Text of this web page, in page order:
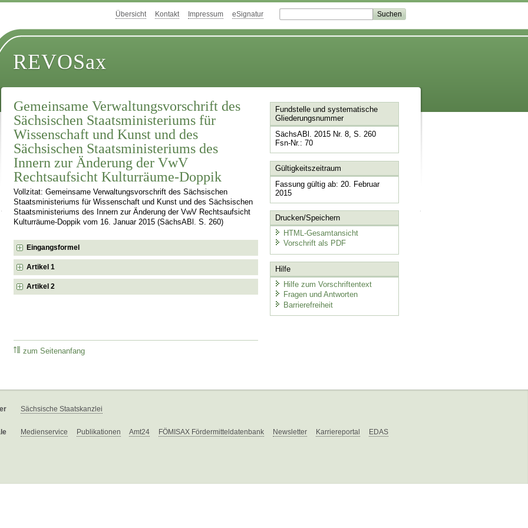
Übersicht Kontakt Impressum eSignatur
REVOSax
Gemeinsame Verwaltungsvorschrift des
Sächsischen Staatsministeriums für
Wissenschaft und Kunst und des
Sächsischen Staatsministeriums des
Innern zur Änderung der VwV
Rechtsaufsicht Kulturräume-Doppik
Vollzitat: Gemeinsame Verwaltungsvorschrift des Sächsischen
Staatsministeriums für Wissenschaft und Kunst und des Sächsischen
Staatsministeriums des Innern zur Änderung der VwV Rechtsaufsicht
Kulturräume-Doppik vom 16. Januar 2015 (SächsABl. S. 260)
Eingangsformel
Artikel 1
Artikel 2
zum Seitenanfang
Fundstelle und systematische
Gliederungsnummer
SächsABl. 2015 Nr. 8, S. 260
Fsn-Nr.: 70
Gültigkeitszeitraum
Fassung gültig ab: 20. Februar
2015
Drucken/Speichern
HTML-Gesamtansicht
Vorschrift als PDF
Hilfe
Hilfe zum Vorschriftentext
Fragen und Antworten
Barrierefreiheit
Sächsische Staatskanzlei
Medienservice Publikationen Amt24 FÖMISAX Fördermitteldatenbank Newsletter Karriereportal EDAS